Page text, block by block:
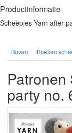
Productinformatie
Scheepjes Yarn after
Boven Boeken
Patronen
party no.